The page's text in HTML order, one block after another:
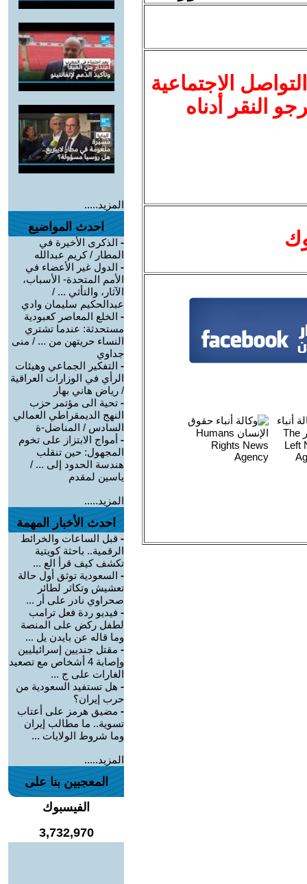
الاجتماعية
النقر أدناه
المزيد.....
احدث المواضيع
- الذكرى الأخيرة في
المطار / كريم عبدالله
- الدول غير الأعضاء في
الأمم المتحدة- الأسباب،
الآثار، والتأثي ... /
عبدالحكيم سليمان وادي
- الخلع المعاصر كعبودية
مستحدثة: عندما تشتري
النساء حريتهن من ... / منى
جداوي
- التفكير الجماعي وهيئات
الرأي في الوزارات العراقية
/ رياض هاني بهار
- تحية الى مؤتمر حزب
النهج الديمقراطي العمالي
السادس / المناضل-ة
- أمواج الابتزاز على تخوم
المجهول: حين تنقلب
هندسة الحدود إلى ... /
ياسين لمقدم
المزيد.....
احدث الأخبار المهمة
- قبل الساعات والخرائط
الرقمية.. باحثة كويتية
تكشف كيف قرأ الع ...
- السعودية توثق أول حالة
تعشيش وتكاثر لطائر
صحراوي نادر على أر ...
- فيديو ردة فعل ترامب
لطفل ركض على المنصة
وما قاله عن بايدن يل ...
- مقتل جنديين إسرائيليين
وإصابة 4 أشخاص مع تصعيد
الغارات على ج ...
- هل تستفيد السعودية من
حرب إيران؟
- مضيق هرمز على أعتاب
تسوية.. ما مطالب إيران
وما شروط الولايات ...
المزيد.....
المعجبين بنا على
الفيسبوك
3,732,970